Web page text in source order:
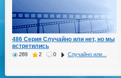
486 Серия Случайно или нет, но мы
встретились
289 2 0 Случайно или...